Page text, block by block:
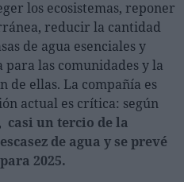
los ecosistemas, reponer
reducir la cantidad
de agua esenciales y
las comunidades y la
de ellas. La compañía es
actual es crítica: según
casi un tercio de la
de agua y se prevé
2025.